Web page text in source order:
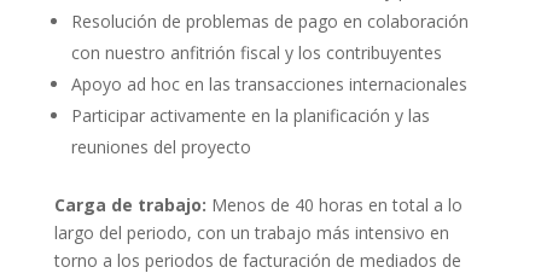
Resolución de problemas de pago en colaboración
con nuestro anfitrión fiscal y los contribuyentes
Apoyo ad hoc en las transacciones internacionales
Participar activamente en la planificación y las
reuniones del proyecto
Carga de trabajo: Menos de 40 horas en total a lo
largo del periodo, con un trabajo más intensivo en
torno a los periodos de facturación de mediados de